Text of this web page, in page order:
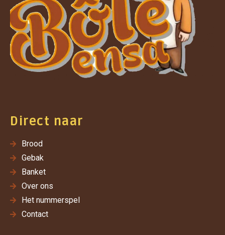
Direct naar
Brood
Gebak
Banket
Over ons
Het nummerspel
Contact